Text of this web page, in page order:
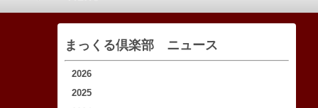
まっくる倶楽部 ニュース
2026
2025